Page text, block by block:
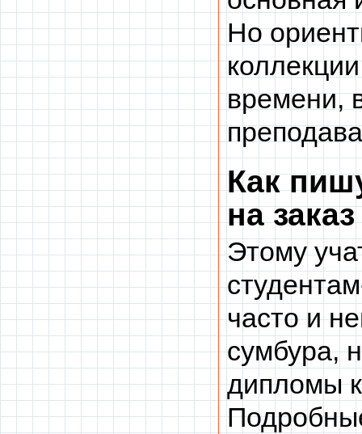
Но
времени,
Как
на заказ
Этому
часто и
сумбура,
дипломы